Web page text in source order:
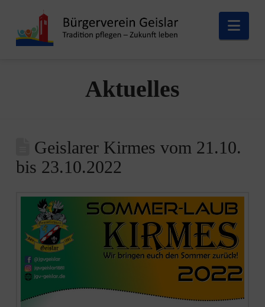
Aktuelles
Geislarer Kirmes vom 21.10.
bis 23.10.2022